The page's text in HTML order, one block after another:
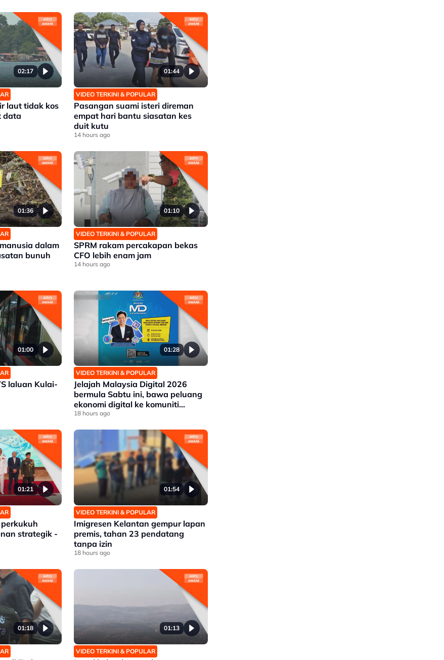
02:17
laut tidak kos
data
01:44
VIDEO TERKINI & POPULAR
Pasangan suami isteri direman
empat hari bantu siasatan kes
duit kutu
14 hours ago
01:36
dalam
bunuh
01:10
VIDEO TERKINI & POPULAR
SPRM rakam percakapan bekas
CFO lebih enam jam
14 hours ago
01:00
laluan Kulai-
01:28
VIDEO TERKINI & POPULAR
Jelajah Malaysia Digital 2026
bermula Sabtu ini, bawa peluang
ekonomi digital ke komuniti
setempat
18 hours ago
01:21
strategik -
01:54
VIDEO TERKINI & POPULAR
Imigresen Kelantan gempur lapan
premis, tahan 23 pendatang
tanpa izin
18 hours ago
01:18 01:13
VIDEO TERKINI & POPULAR